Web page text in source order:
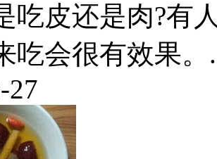
吃皮还是肉?有
吃会很有效果。
27